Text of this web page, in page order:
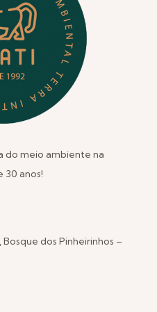
do meio ambiente na
30 anos!
Bosque dos Pinheirinhos –